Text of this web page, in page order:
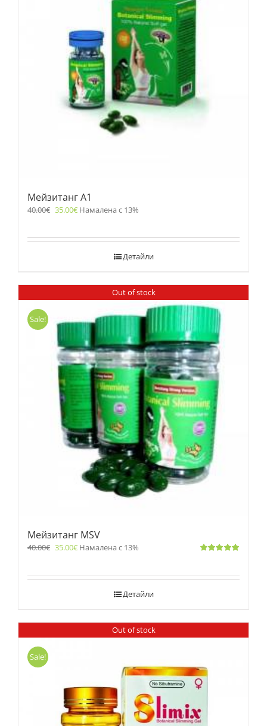
Мейзитанг A1
40.00€ 35.00€ Намалена с 13%
Детайли
Out of stock
Sale!
Мейзитанг MSV
40.00€ 35.00€ Намалена с 13%
Детайли
Out of stock
Sale!